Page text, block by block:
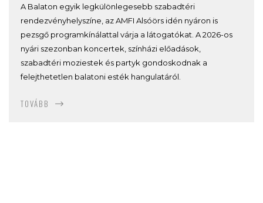
A Balaton egyik legkülönlegesebb szabadtéri
rendezvényhelyszíne, az AMFI Alsóörs idén nyáron is
pezsgő programkínálattal várja a látogatókat. A 2026-os
nyári szezonban koncertek, színházi előadások,
szabadtéri moziestek és partyk gondoskodnak a
felejthetetlen balatoni esték hangulatáról.
TOVÁBB